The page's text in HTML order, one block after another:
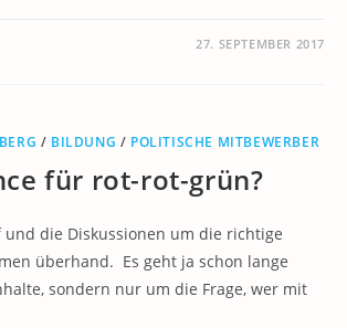
27. SEPTEMBER 2017
/ BILDUNG / POLITISCHE MITBEWERBER
für rot-rot-grün?
und die Diskussionen um die richtige
überhand. Es geht ja schon lange
sondern nur um die Frage, wer mit